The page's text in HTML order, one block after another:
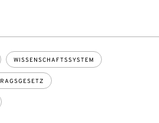
WISSENSCHAFTSSYSTEM